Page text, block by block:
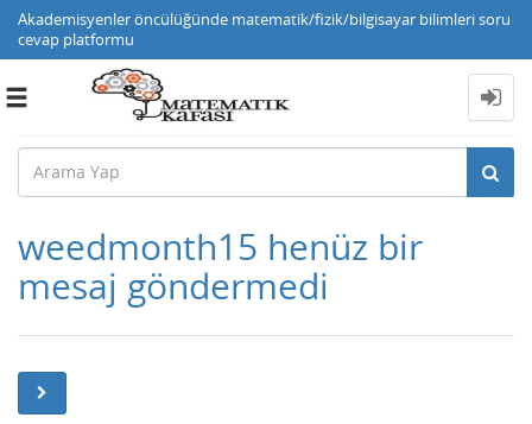
Akademisyenler öncülüğünde matematik/fizik/bilgisayar bilimleri soru
cevap platformu
Toggle
weedmonth15 henüz bir
mesaj göndermedi